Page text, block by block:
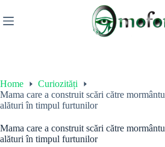
to
content
Home
Curiozități
Mama care a construit scări către
alături în timpul furtunilor
Mama care a construit scări către
alături în timpul furtunilor